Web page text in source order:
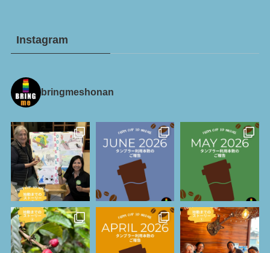
Instagram
bringmeshonan